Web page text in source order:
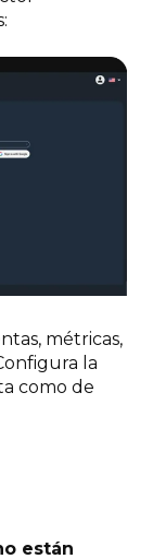
métricas,
la
como de
están